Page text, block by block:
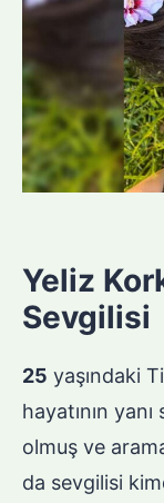
Yeliz
Sevgilisi
25 yaşındaki
hayatının
olmuş ve
da sevgilisi